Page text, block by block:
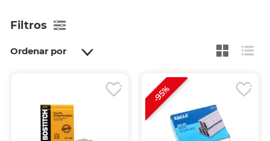
Filtros
Ordenar por
-95%